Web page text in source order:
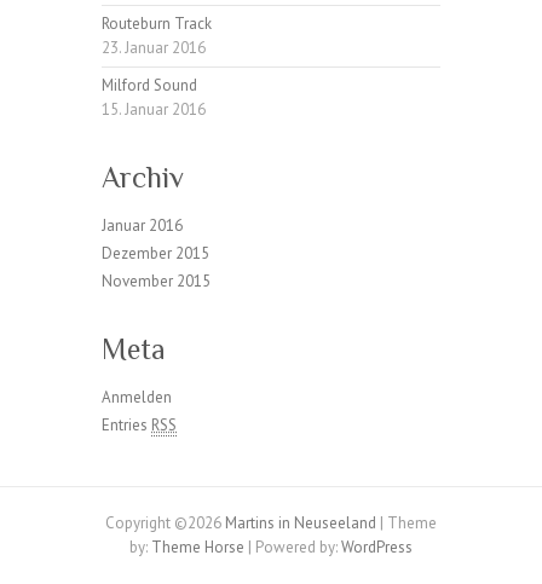
Routeburn Track
23. Januar 2016
Milford Sound
15. Januar 2016
Archiv
Januar 2016
Dezember 2015
November 2015
Meta
Anmelden
Entries RSS
Copyright ©2026 Martins in Neuseeland | Theme
by: Theme Horse | Powered by:WordPress